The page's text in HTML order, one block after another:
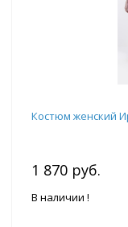
Костюм женский
1 870 руб.
В наличии !